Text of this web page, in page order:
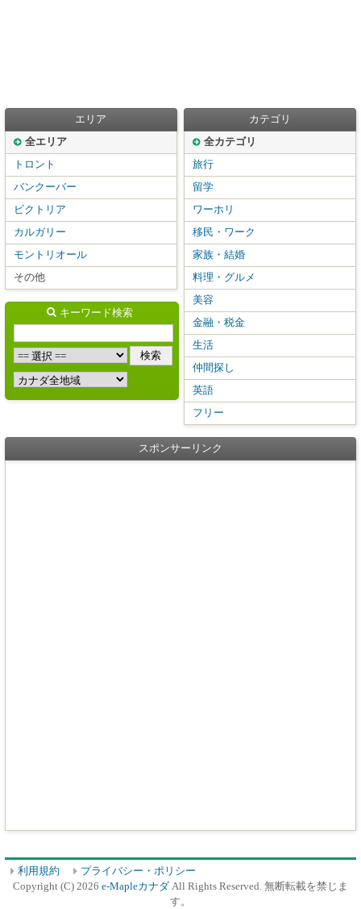
エリア
全エリア
トロント
バンクーバー
ビクトリア
カルガリー
モントリオール
その他
カテゴリ
全カテゴリ
旅行
留学
ワーホリ
移民・ワーク
家族・結婚
料理・グルメ
美容
金融・税金
生活
仲間探し
英語
フリー
キーワード検索
スポンサーリンク
利用規約
プライバシー・ポリシー
Copyright (C) 2026 e-Mapleカナダ All Rights Reserved. 無断転載を禁じま
す。